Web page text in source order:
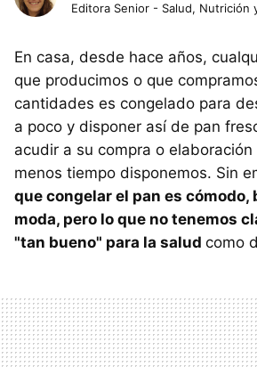
Editora Senior - Salud, Nutrición
En casa, desde hace años,
que producimos o que
cantidades es congelado para
a poco y disponer así de pan
acudir a su compra o
menos tiempo disponemos. Sin
que congelar el pan es cómodo,
moda, pero lo que no tenemos
"tan bueno" para la salud como